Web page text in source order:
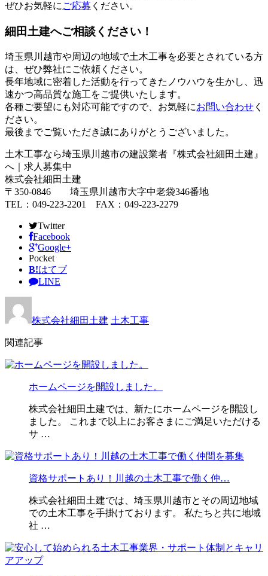
ぜひお気軽に ご応募 ください。
細田土建へご相談ください！
埼玉県川越市や周辺の地域で土木工事を必要とされている方
は、ぜひ弊社にご依頼ください。
長年地域に密着した活動を行ってきたノウハウを生かし、迅
速かつ高品質な施工をご提供いたします。
各種ご要望にも対応可能ですので、お気軽にお問い合わせ く
ださい。
最後までご覧いただき誠にありがとうございました。
土木工事なら埼玉県川越市の建設業者『株式会社細田土建』
へ｜求人募集中
株式会社細田土建
〒350-0846 埼玉県川越市大字中老袋346番地
TEL：049-223-2201 FAX：049-223-2279
Twitter
Facebook
Google+
Pocket
B!はてブ
LINE
株式会社細田土建 土木工事
関連記事
ホームページを開設しました。
株式会社細田土建では、新たにホームページを開設し
ました。 これまで以上にお客さまにご満足いただける
サ …
資格サポートあり！川越の土木工事で働く仲…
株式会社細田土建では、埼玉県川越市とその周辺地域
での土木工事を手掛けております。 私たちと共に地域
社 …